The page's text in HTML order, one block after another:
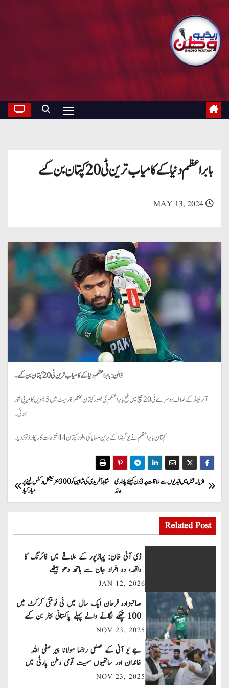
بابر اعظم دنیا کے کامیاب ترین ٹی 20 کپتان بن گئے
MAY 13, 2024
ڈبلن:بابراعظم دنیا کے کامیاب ترین ٹی 20 کپتان بن گئے۔
آئرلینڈ کے خلاف دوسرے ٹی 20 میچ میں فتح بابر اعظم کی بطور کپتان مختصر فارمیٹ میں 45 ویں کامیابی شمار
ہوئی۔
کپتان بابر اعظم نے یوگینڈا کے برین مسابا کی بطور کپتان 44 فتوحات کا ریکارڈ توڑ دیا۔
P
o
s
t
a
v
i
g
a
شاہد آفریدی کی شاہین کو 300 انٹرنیشنل وکٹس لینے پر
مبارکباد
اڈیالہ جیل میں قیدیوں سے ملاقات پر 3 دن کیلئے پابندی
عائد
Related Post
ڈی آئی خان: پہاڑپور کے علاقے میں فائرنگ کا
واقعہ، دو افراد جان سے ہاتھ دھو بیٹھے
JAN 12, 2026
صاحبزادہ فرحان ایک سال میں ٹی ٹوئنٹی کرکٹ میں
100 چھکے لگانے والے پہلے پاکستانی بیٹر بن گئے
NOV 23, 2025
جے یو آئی کے ضلعی رہنما مولانا پیر صفی اللہ
خاندان اور ساتھیوں سمیت قومی وطن پارٹی میں
شامل
NOV 23, 2025